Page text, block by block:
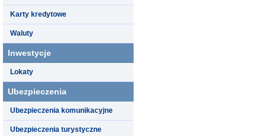
Karty kredytowe
Waluty
Inwestycje
Lokaty
Ubezpieczenia
Ubezpieczenia komunikacyjne
Ubezpieczenia turystyczne